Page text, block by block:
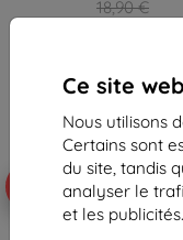
Ce site
Nous utilisons
Certains sont
du site, tandis
analyser le
et les publicités.
18,90 €